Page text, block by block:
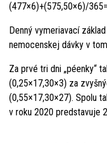
(477×6)+(575,50×6)/
Denný vymeriavací
nemocenskej dávky v
Za prvé tri dni „péenky“
(0,25×17,30×3) za
(0,55×17,30×27). Spolu
v roku 2020 predstavuje